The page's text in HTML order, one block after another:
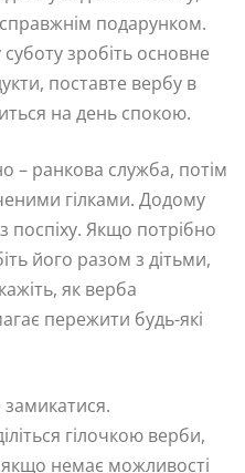
подарунком.
суботу зробіть основне
поставте вербу в
на день спокою.
– ранкова служба, потім
гілками. Додому
поспіху. Якщо потрібно
його разом з дітьми,
як верба
пережити будь-які
гілочкою верби,
немає можливості